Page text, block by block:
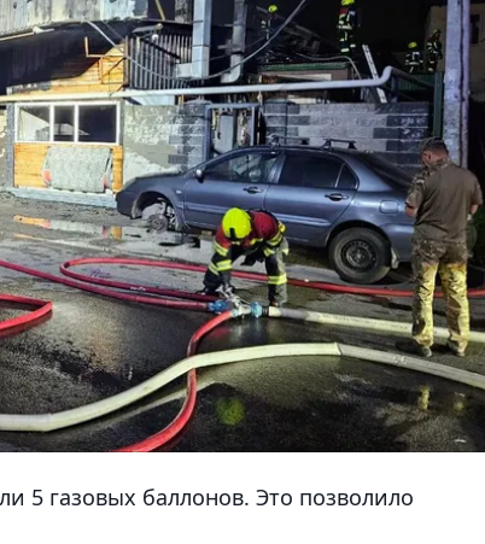
5 газовых баллонов. Это позволило